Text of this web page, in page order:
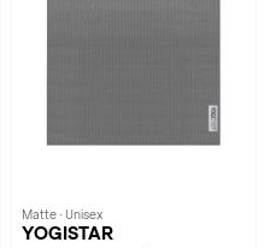
Matte · Unisex
YOGISTAR